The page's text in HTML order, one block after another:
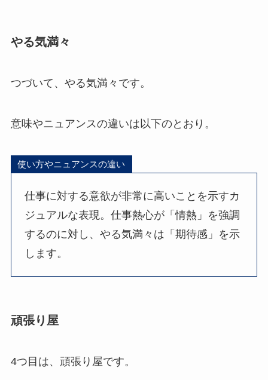
やる気満々
つづいて、やる気満々です。
意味やニュアンスの違いは以下のとおり。
使い方やニュアンスの違い
仕事に対する意欲が非常に高いことを示すカ
ジュアルな表現。仕事熱心が「情熱」を強調
するのに対し、やる気満々は「期待感」を示
します。
頑張り屋
4つ目は、頑張り屋です。